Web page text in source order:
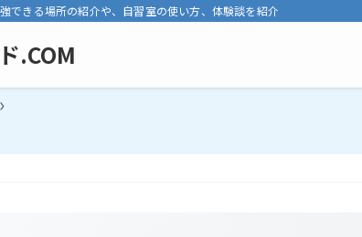
できる場所の紹介や、自習室の使い方、体験談を紹介
.COM